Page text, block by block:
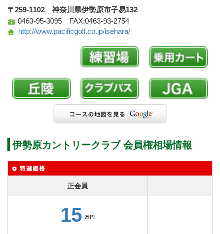
〒259-1102 神奈川県伊勢原市子易132
0463-95-3095 FAX:0463-93-2754
http://www.pacificgolf.co.jp/isehara/
伊勢原カントリークラブ 会員権相場情報
正会員
15